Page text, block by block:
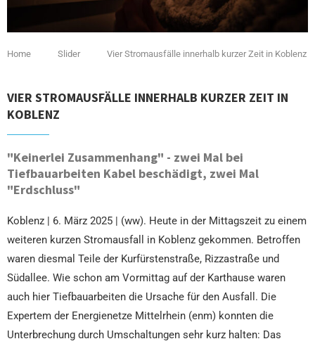
Home Slider Vier Stromausfälle innerhalb kurzer Zeit in Koblenz
VIER STROMAUSFÄLLE INNERHALB KURZER ZEIT IN
KOBLENZ
"Keinerlei Zusammenhang" - zwei Mal bei
Tiefbauarbeiten Kabel beschädigt, zwei Mal
"Erdschluss"
Koblenz | 6. März 2025 | (ww). Heute in der Mittagszeit zu einem
weiteren kurzen Stromausfall in Koblenz gekommen. Betroffen
waren diesmal Teile der Kurfürstenstraße, Rizzastraße und
Südallee. Wie schon am Vormittag auf der Karthause waren
auch hier Tiefbauarbeiten die Ursache für den Ausfall. Die
Expertem der Energienetze Mittelrhein (enm) konnten die
Unterbrechung durch Umschaltungen sehr kurz halten: Das